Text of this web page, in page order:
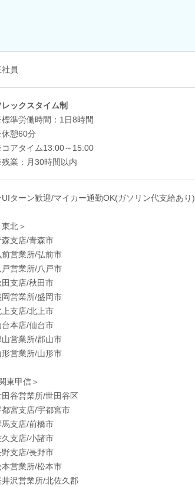
社員
レックスタイム制
準労働時間：1日8時間
憩60分
アタイム13:00～15:00
業：月30時間以内
ターン歓迎/マイカー通勤OK(ガソリン代支給あり)
東北＞
森支店/青森市
前営業所/弘前市
戸営業所/八戸市
田支店/秋田市
岡営業所/盛岡市
上支店/北上市
台本店/仙台市
山営業所/郡山市
形営業所/山形市
東甲信＞
田谷営業所/世田谷区
都宮支店/宇都宮市
馬支店/前橋市
久支店/小諸市
野支店/長野市
本営業所/松本市
井沢営業所/北佐久郡